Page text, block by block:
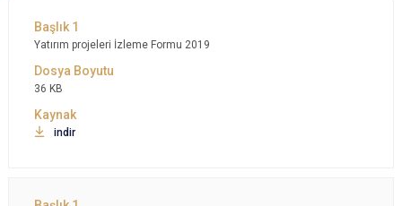
Yatırım projeleri İzleme Formu 2019
36 KB
indir